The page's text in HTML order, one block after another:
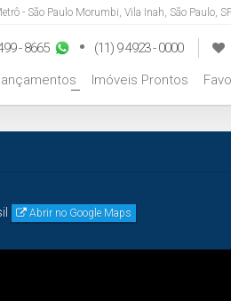
- São Paulo Morumbi, Vila Inah, São Paulo, SP
- 8665 (11) 9 4923 - 0000
Imóveis Prontos
+
Abrir no Google Maps